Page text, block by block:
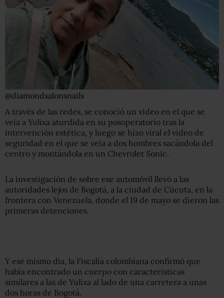
@diamondsalonsnails
A través de las redes, se conoció un video en el que se
veía a Yulixa aturdida en su posoperatorio tras la
intervención estética, y luego se hizo viral el video de
seguridad en el que se veía a dos hombres sacándola del
centro y montándola en un Chevrolet Sonic.
La investigación de sobre ese automóvil llevó a las
autoridades lejos de Bogotá, a la ciudad de Cúcuta, en la
frontera con Venezuela, donde el 19 de mayo se dieron las
primeras detenciones.
Y ese mismo día, la Fiscalía colombiana confirmó que
había encontrado un cuerpo con características
similares a las de Yulixa al lado de una carretera a unas
dos horas de Bogotá.